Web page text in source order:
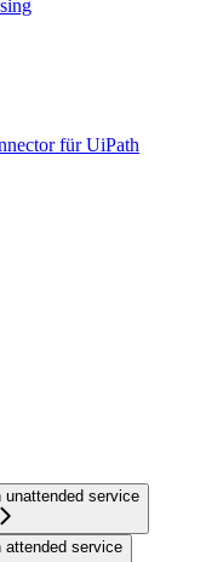
für UiPath
unattended service
attended service